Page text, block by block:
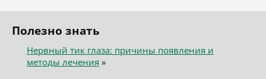
Полезно знать
Нервный тик глаза: причины появления и
методы лечения »